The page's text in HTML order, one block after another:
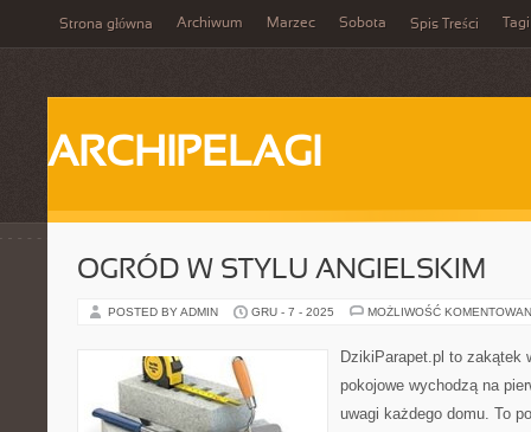
Strona główna Archiwum Marzec Sobota Spis Treści Tagi
ARCHIPELAGI
OGRÓD W STYLU ANGIELSKIM
POSTED BY ADMIN GRU - 7 - 2025 MOŻLIWOŚĆ
DzikiParapet.pl to zakątek
pokojowe wychodzą na
uwagi każdego domu. To